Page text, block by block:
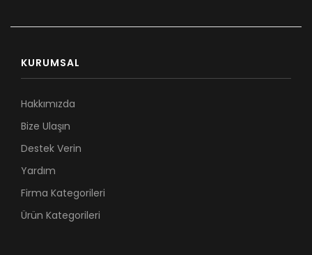
KURUMSAL
Hakkımızda
Bize Ulaşın
Destek Verin
Yardım
Firma Kategorileri
Ürün Kategorileri